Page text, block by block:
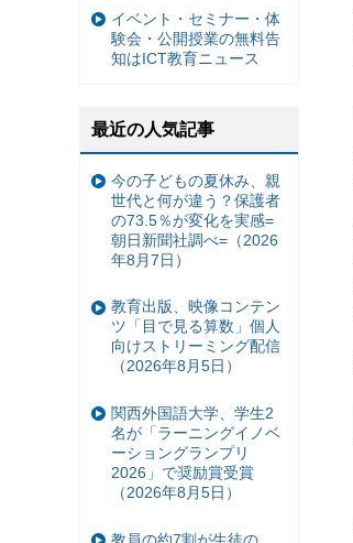
イベント・セミナー・体
験会・公開授業の無料告
知はICT教育ニュース
最近の人気記事
今の子どもの夏休み、親
世代と何が違う？保護者
の73.5％が変化を実感=
朝日新聞社調べ=（2026
年8月7日）
教育出版、映像コンテン
ツ「目で見る算数」個人
向けストリーミング配信
（2026年8月5日）
関西外国語大学、学生2
名が「ラーニングイノベ
ーショングランプリ
2026」で奨励賞受賞
（2026年8月5日）
教員の約7割が生徒の